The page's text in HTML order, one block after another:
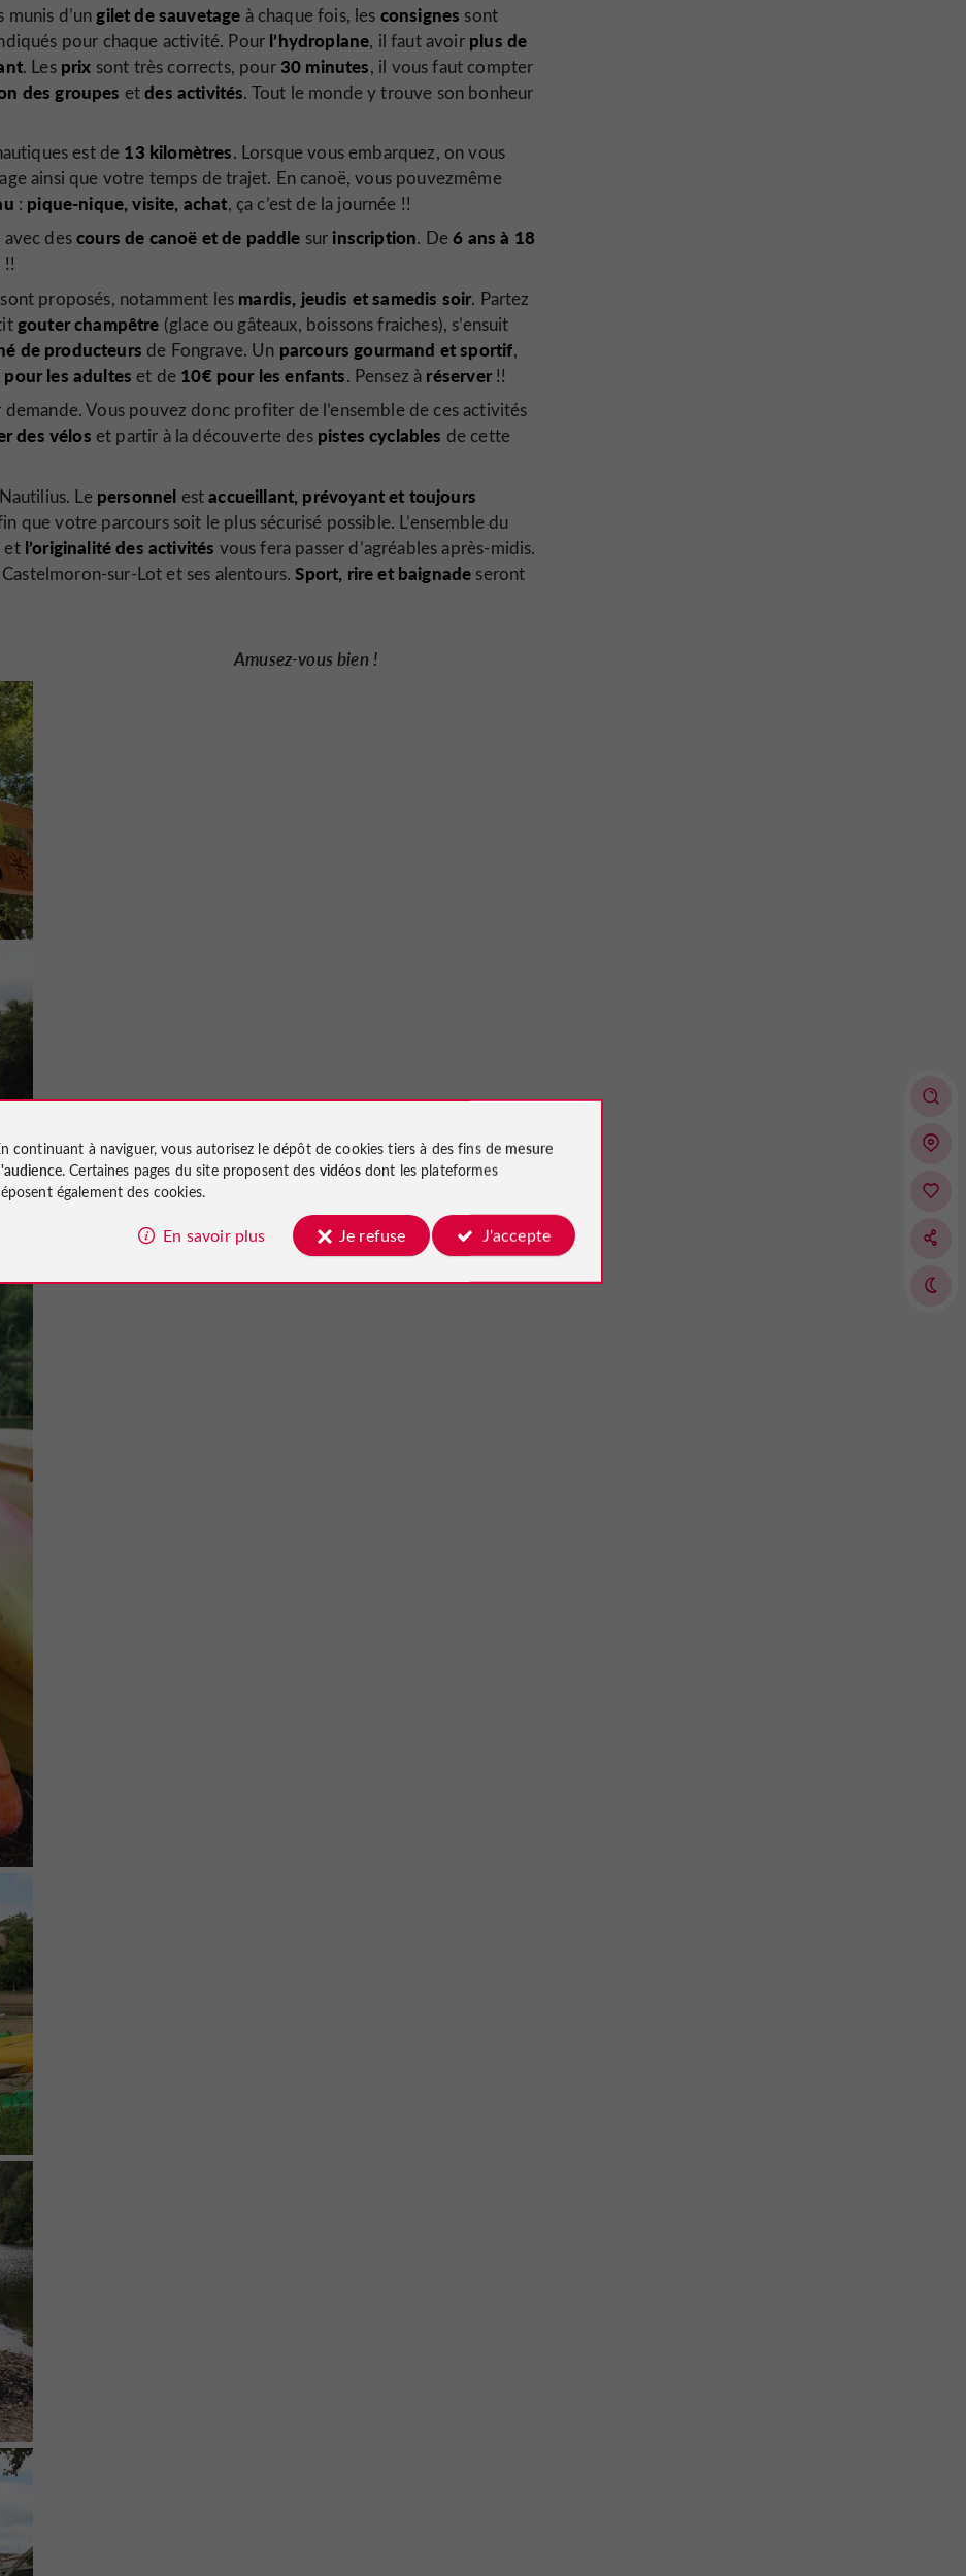
munis d’ungilet de sauvetage à chaque fois, les consignes sont
pour chaque activité. Pour l’hydroplane, il faut avoir plus de
. Les prix sont très corrects, pour 30 minutes, il vous faut compter
des groupes etdes activités. Tout le monde y trouve son bonheur
est de 13 kilomètres. Lorsque vous embarquez, on vous
ainsi que votre temps de trajet. En canoë, vous pouvezmême
: pique-nique, visite, achat, ça c’est de la journée !!
avec descours de canoë et de paddle sur inscription. De6 ans à 18
proposés, notamment les mardis, jeudis et samedis soir. Partez
gouter champêtre (glace ou gâteaux, boissons fraiches), s’ensuit
de producteurs de Fongrave. Un parcours gourmand et sportif,
pour les adultes et de 10€ pour les enfants. Pensez à réserver!!
demande. Vous pouvez donc profiter de l’ensemble de ces activités
des vélos et partir à la découverte despistes cyclables de cette
Lepersonnel estaccueillant, prévoyant et toujours
que votre parcours soit le plus sécurisé possible. L’ensemble du
et l’originalité des activités vous fera passer d’agréables après-midis.
sur-Lot et ses alentours.Sport, rire et baignade seront
Amusez-vous bien !
continuant à naviguer, vous autorisez le dépôt de cookies tiers à des fins de mesure
. Certaines pages du site proposent des vidéosdont les plateformes
également des cookies.
En savoir plus Je refuse J'accepte